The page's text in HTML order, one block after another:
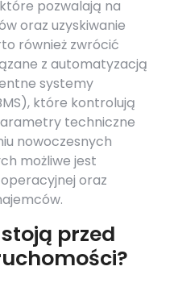
pozwalają na
oraz uzyskiwanie
również zwrócić
z automatyzacją
systemy
które kontrolują
techniczne
nowoczesnych
możliwe jest
oraz
przed